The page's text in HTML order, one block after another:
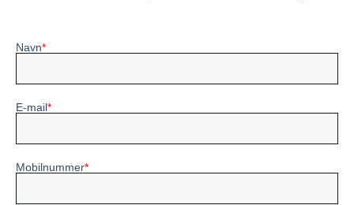
Navn
E-mail
Mobilnummer